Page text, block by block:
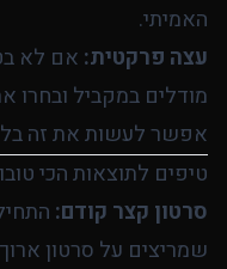
האמיתי.
עצה פרקטית: אם לא
אפשר לעשות את זה
טיפים לתוצאות הכי
סרטון קצר קודם:
שמריצים על סרטון